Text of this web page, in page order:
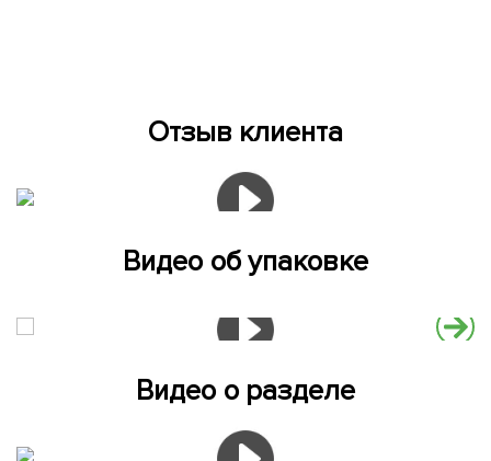
Отзыв клиента
Видео об упаковке
Видео о разделе